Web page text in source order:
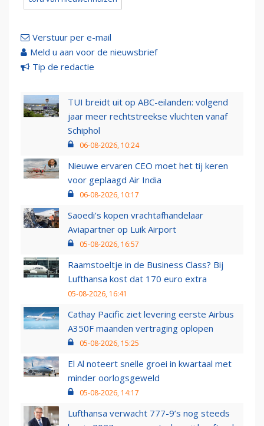
Verstuur per e-mail
Meld u aan voor de nieuwsbrief
Tip de redactie
TUI breidt uit op ABC-eilanden: volgend
jaar meer rechtstreekse vluchten vanaf
Schiphol
06-08-2026, 10:24
Nieuwe ervaren CEO moet het tij keren
voor geplaagd Air India
06-08-2026, 10:17
Saoedi’s kopen vrachtafhandelaar
Aviapartner op Luik Airport
05-08-2026, 16:57
Raamstoeltje in de Business Class? Bij
Lufthansa kost dat 170 euro extra
05-08-2026, 16:41
Cathay Pacific ziet levering eerste Airbus
A350F maanden vertraging oplopen
05-08-2026, 15:25
El Al noteert snelle groei in kwartaal met
minder oorlogsgeweld
05-08-2026, 14:17
Lufthansa verwacht 777-9’s nog steeds